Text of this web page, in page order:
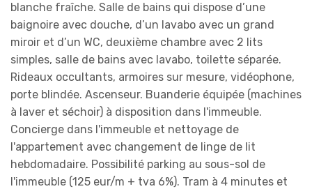
blanche fraîche. Salle de bains qui dispose d’une
baignoire avec douche, d’un lavabo avec un grand
miroir et d’un WC, deuxième chambre avec 2 lits
simples, salle de bains avec lavabo, toilette séparée.
Rideaux occultants, armoires sur mesure, vidéophone,
porte blindée. Ascenseur. Buanderie équipée (machines
à laver et séchoir) à disposition dans l'immeuble.
Concierge dans l'immeuble et nettoyage de
l'appartement avec changement de linge de lit
hebdomadaire. Possibilité parking au sous-sol de
l'immeuble (125 eur/m + tva 6%). Tram à 4 minutes et